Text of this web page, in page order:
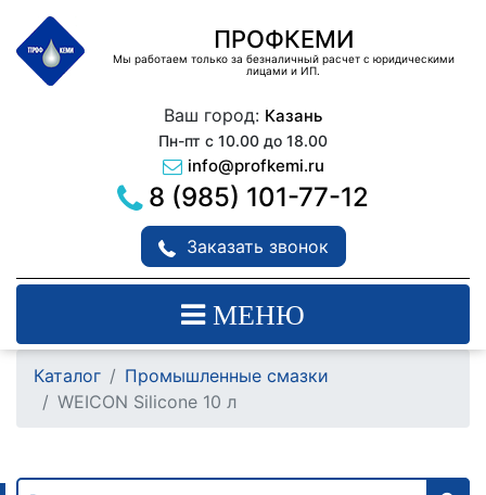
ПРОФКЕМИ
Мы работаем только за безналичный расчет с юридическими
лицами и ИП.
Ваш город: Казань
Пн-пт с 10.00 до 18.00
info@profkemi.ru
8 (985) 101-77-12
Заказать звонок
МЕНЮ
Каталог
Промышленные смазки
WEICON Silicone 10 л